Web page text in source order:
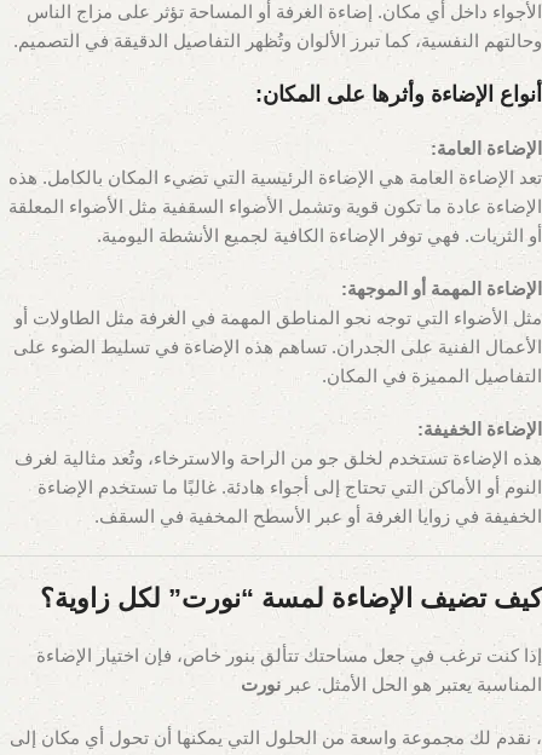
الأجواء داخل أي مكان. إضاءة الغرفة أو المساحة تؤثر على مزاج الناس
وحالتهم النفسية، كما تبرز الألوان وتُظهر التفاصيل الدقيقة في التصميم.
أنواع الإضاءة وأثرها على المكان:
الإضاءة العامة:
تعد الإضاءة العامة هي الإضاءة الرئيسية التي تضيء المكان بالكامل. هذه
الإضاءة عادة ما تكون قوية وتشمل الأضواء السقفية مثل الأضواء المعلقة
أو الثريات. فهي توفر الإضاءة الكافية لجميع الأنشطة اليومية.
الإضاءة المهمة أو الموجهة:
مثل الأضواء التي توجه نحو المناطق المهمة في الغرفة مثل الطاولات أو
الأعمال الفنية على الجدران. تساهم هذه الإضاءة في تسليط الضوء على
التفاصيل المميزة في المكان.
الإضاءة الخفيفة:
هذه الإضاءة تستخدم لخلق جو من الراحة والاسترخاء، وتُعد مثالية لغرف
النوم أو الأماكن التي تحتاج إلى أجواء هادئة. غالبًا ما تستخدم الإضاءة
الخفيفة في زوايا الغرفة أو عبر الأسطح المخفية في السقف.
كيف تضيف الإضاءة لمسة “نورت” لكل زاوية؟
إذا كنت ترغب في جعل مساحتك تتألق بنور خاص، فإن اختيار الإضاءة
المناسبة يعتبر هو الحل الأمثل. عبرنورت
، نقدم لك مجموعة واسعة من الحلول التي يمكنها أن تحول أي مكان إلى